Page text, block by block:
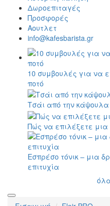
Δωροεπιταγές
Προσφορές
Αουτλετ
info@kafesbarista.gr
10 συμβουλές για να
ποτό
Τσάι από την κάψουλα
Πώς να επιλέξετε μια
Εσπρέσο τόνικ – μια
επιτυχία